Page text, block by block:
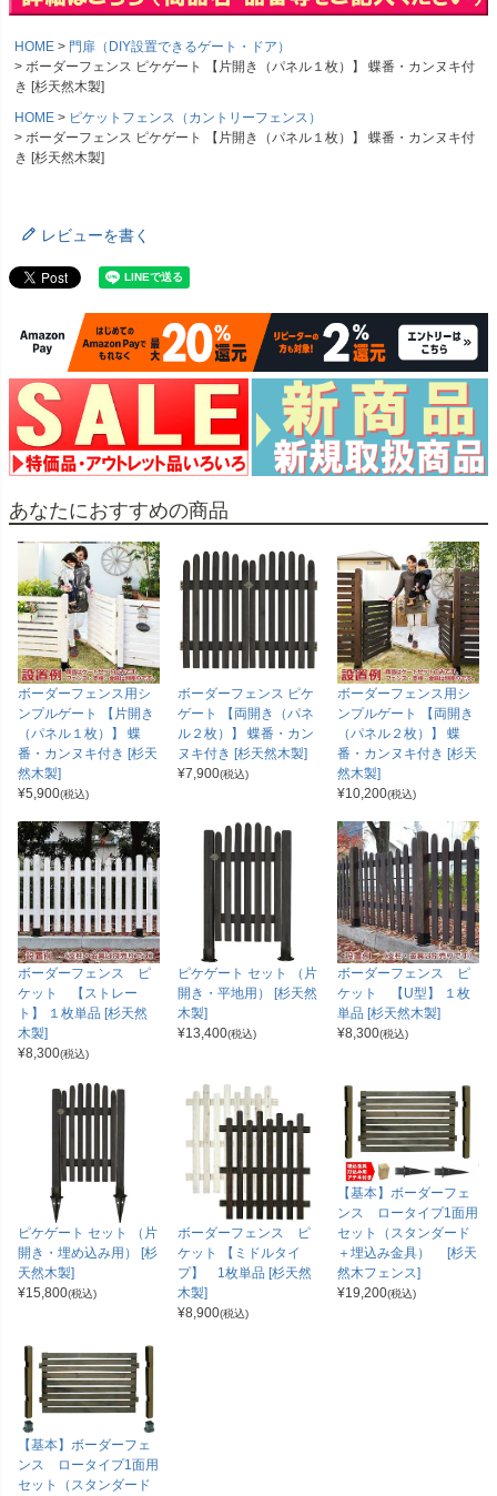
HOME
門扉（DIY設置できるゲート・ドア）
ボーダーフェンス ピケゲート 【片開き（パネル１枚）】 蝶番・カンヌキ付
き [杉天然木製]
HOME
ピケットフェンス（カントリーフェンス）
ボーダーフェンス ピケゲート 【片開き（パネル１枚）】 蝶番・カンヌキ付
き [杉天然木製]
レビューを書く
あなたにおすすめの商品
ボーダーフェンス用シ
ンプルゲート 【片開き
（パネル１枚）】 蝶
番・カンヌキ付き [杉天
然木製]
¥5,900(税込)
ボーダーフェンス ピケ
ゲート 【両開き（パネ
ル２枚）】 蝶番・カン
ヌキ付き [杉天然木製]
¥7,900(税込)
ボーダーフェンス用シ
ンプルゲート 【両開き
（パネル２枚）】 蝶
番・カンヌキ付き [杉天
然木製]
¥10,200(税込)
ボーダーフェンス ピ
ケット 【ストレー
ト】 １枚単品 [杉天然
木製]
¥8,300(税込)
ピケゲート セット （片
開き・平地用） [杉天然
木製]
¥13,400(税込)
ボーダーフェンス ピ
ケット 【U型】 １枚
単品 [杉天然木製]
¥8,300(税込)
ピケゲート セット （片
開き・埋め込み用） [杉
天然木製]
¥15,800(税込)
ボーダーフェンス ピ
ケット 【ミドルタイ
プ】 1枚単品 [杉天然
木製]
¥8,900(税込)
【基本】ボーダーフェ
ンス ロータイプ1面用
セット（スタンダード
＋埋込み金具） [杉天
然木フェンス]
¥19,200(税込)
【基本】ボーダーフェ
ンス ロータイプ1面用
セット（スタンダード